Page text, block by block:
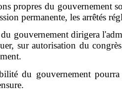
propres du gouvernement
permanente, les arrêtés
gouvernement dirigera
sur autorisation du
du gouvernement